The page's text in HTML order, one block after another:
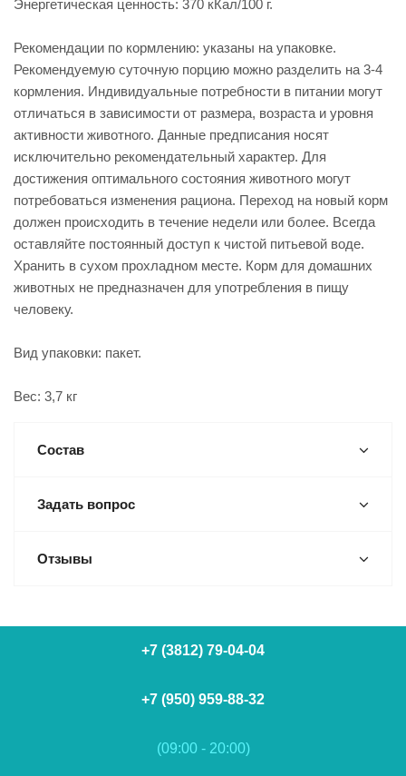
Энергетическая ценность: 370 кКал/100 г.
Рекомендации по кормлению: указаны на упаковке.
Рекомендуемую суточную порцию можно разделить на 3-4
кормления. Индивидуальные потребности в питании могут
отличаться в зависимости от размера, возраста и уровня
активности животного. Данные предписания носят
исключительно рекомендательный характер. Для
достижения оптимального состояния животного могут
потребоваться изменения рациона. Переход на новый корм
должен происходить в течение недели или более. Всегда
оставляйте постоянный доступ к чистой питьевой воде.
Хранить в сухом прохладном месте. Корм для домашних
животных не предназначен для употребления в пищу
человеку.
Вид упаковки: пакет.
Вес: 3,7 кг
Состав
Задать вопрос
Отзывы
+7 (3812) 79-04-04
+7 (950) 959-88-32
(09:00 - 20:00)